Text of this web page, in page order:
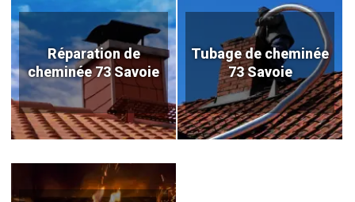
Réparation de
cheminée 73 Savoie
Tubage de cheminée
73 Savoie